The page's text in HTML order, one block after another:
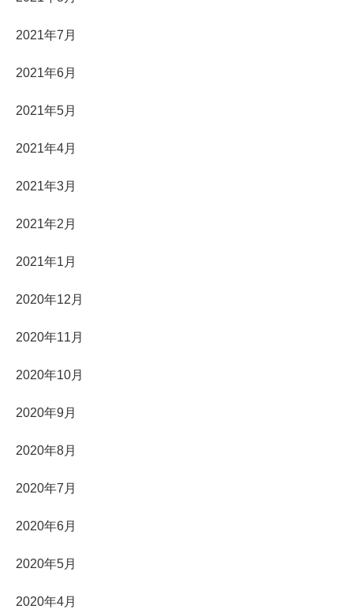
2021年7月
2021年6月
2021年5月
2021年4月
2021年3月
2021年2月
2021年1月
2020年12月
2020年11月
2020年10月
2020年9月
2020年8月
2020年7月
2020年6月
2020年5月
2020年4月